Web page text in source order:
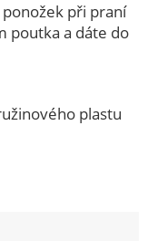
při praní
poutka a dáte do
plastu